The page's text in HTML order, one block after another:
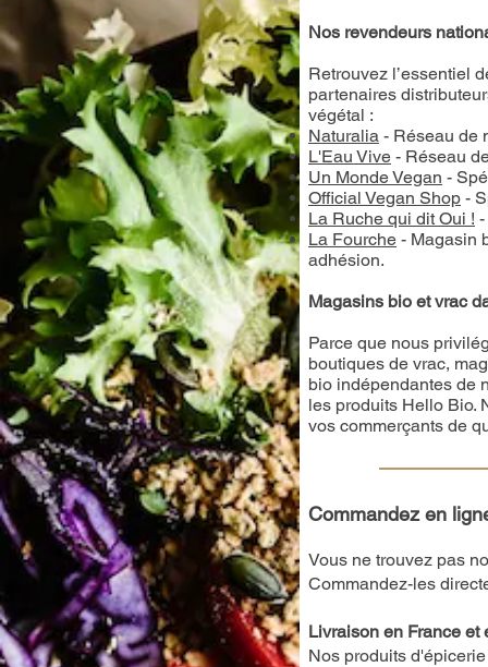
Nos revendeurs
Retrouvez l’essentiel
partenaires
végétal :
Naturalia - Réseau de
L'Eau Vive - Réseau
Un Monde Vegan -
Official Vegan Shop -
La Ruche qui dit Oui !
La Fourche - Magasin
adhésion.
Magasins bio et vrac
Parce que nous
boutiques de vrac,
bio indépendantes de
les produits Hello Bio.
vos commerçants de
Commandez en
Vous ne trouvez pas
Commandez-les
Livraison en France et
Nos produits